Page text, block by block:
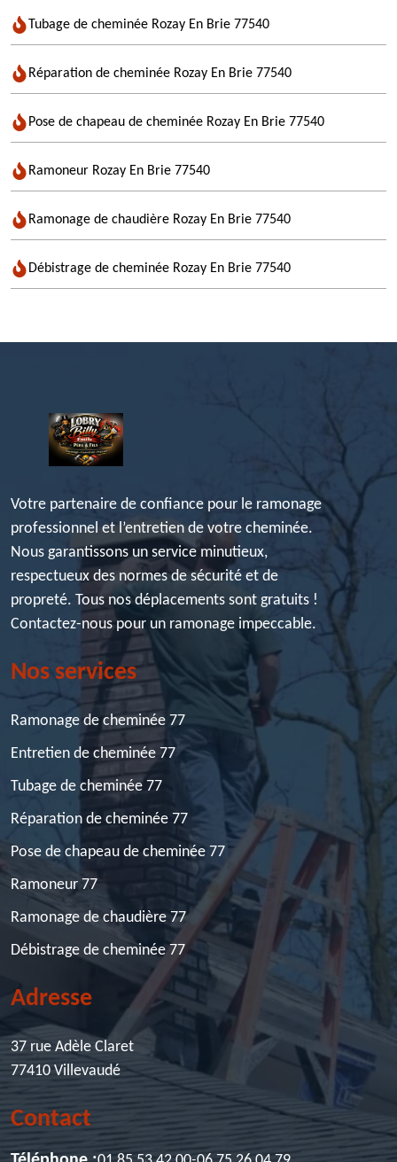
Tubage de cheminée Rozay En Brie 77540
Réparation de cheminée Rozay En Brie 77540
Pose de chapeau de cheminée Rozay En Brie 77540
Ramoneur Rozay En Brie 77540
Ramonage de chaudière Rozay En Brie 77540
Débistrage de cheminée Rozay En Brie 77540
Votre partenaire de confiance pour le ramonage
professionnel et l’entretien de votre cheminée.
Nous garantissons un service minutieux,
respectueux des normes de sécurité et de
propreté. Tous nos déplacements sont gratuits !
Contactez-nous pour un ramonage impeccable.
Nos services
Ramonage de cheminée 77
Entretien de cheminée 77
Tubage de cheminée 77
Réparation de cheminée 77
Pose de chapeau de cheminée 77
Ramoneur 77
Ramonage de chaudière 77
Débistrage de cheminée 77
Adresse
37 rue Adèle Claret
77410 Villevaudé
Contact